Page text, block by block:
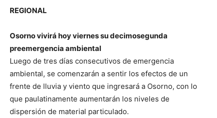
REGIONAL
Osorno vivirá hoy viernes su decimosegunda
preemergencia ambiental
Luego de tres días consecutivos de emergencia
ambiental, se comenzarán a sentir los efectos de un
frente de lluvia y viento que ingresará a Osorno, con lo
que paulatinamente aumentarán los niveles de
dispersión de material particulado.